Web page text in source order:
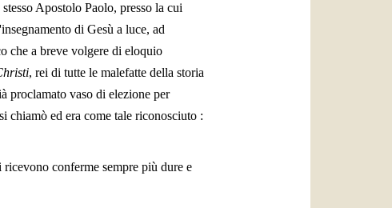
Apostolo Paolo, presso la cui
di Gesù a luce, ad
che a breve volgere di eloquio
, rei di tutte le malefatte della storia
proclamato vaso di elezione per
chiamò ed era come tale riconosciuto :
conferme sempre più dure e